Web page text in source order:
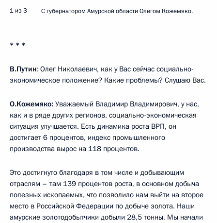
1 из 3 С губернатором Амурской области Олегом Кожемяко.
* * *
В.Путин: Олег Николаевич, как у Вас сейчас социально-
экономическое положение? Какие проблемы? Слушаю Вас.
О.Кожемяко: Уважаемый Владимир Владимирович, у нас,
как и в ряде других регионов, социально-экономическая
ситуация улучшается. Есть динамика роста ВРП, он
достигает 6 процентов, индекс промышленного
производства вырос на 118 процентов.
Это достигнуто благодаря в том числе и добывающим
отраслям – там 139 процентов роста, в основном добыча
полезных ископаемых, что позволило нам выйти на второе
место в Российской Федерации по добыче золота. Наши
амурские золотодобытчики добыли 28,5 тонны. Мы начали